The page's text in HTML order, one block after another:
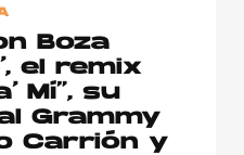
Boza
el remix
Mí”, su
Grammy
Carrión y